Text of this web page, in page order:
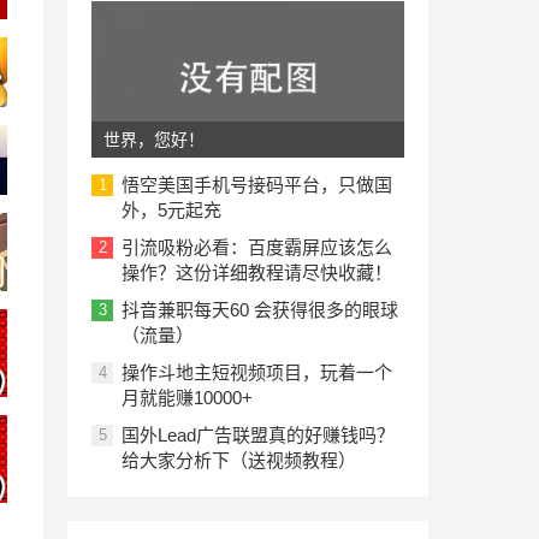
世界，您好！
1
悟空美国手机号接码平台，只做国
外，5元起充
2
引流吸粉必看：百度霸屏应该怎么
操作？这份详细教程请尽快收藏！
3
抖音兼职每天60 会获得很多的眼球
（流量）
4
操作斗地主短视频项目，玩着一个
月就能赚10000+
5
国外Lead广告联盟真的好赚钱吗？
给大家分析下（送视频教程）